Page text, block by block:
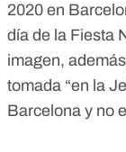
2020 en
día de la Fiesta
imagen,
tomada “en la
Barcelona y no